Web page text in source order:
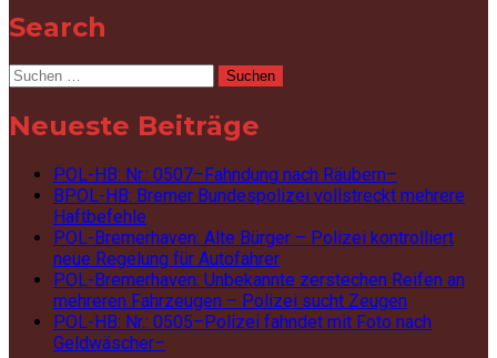
Search
Suchen
Neueste Beiträge
POL-HB: Nr.: 0507–Fahndung nach Räubern–
BPOL-HB: Bremer Bundespolizei vollstreckt mehrere
Haftbefehle
POL-Bremerhaven: Alte Bürger – Polizei kontrolliert
neue Regelung für Autofahrer
POL-Bremerhaven: Unbekannte zerstechen Reifen an
mehreren Fahrzeugen – Polizei sucht Zeugen
POL-HB: Nr.: 0505–Polizei fahndet mit Foto nach
Geldwäscher–